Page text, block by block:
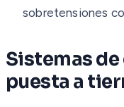
sobretensiones
Sistemas
puesta a